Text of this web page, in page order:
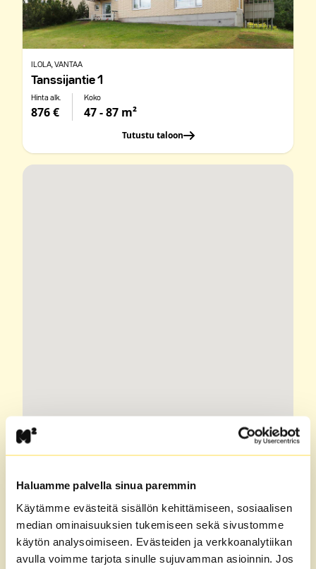
Haluamme palvella sinua paremmin
Käytämme evästeitä sisällön kehittämiseen, sosiaalisen
median ominaisuuksien tukemiseen sekä sivustomme
käytön analysoimiseen. Evästeiden ja verkkoanalytiikan
avulla voimme tarjota sinulle sujuvamman asioinnin. Jos
ILOLA, VANTAA
Tanssijantie 1
Hinta alk.
876 €
Koko
47 - 87 m²
Tutustu taloon